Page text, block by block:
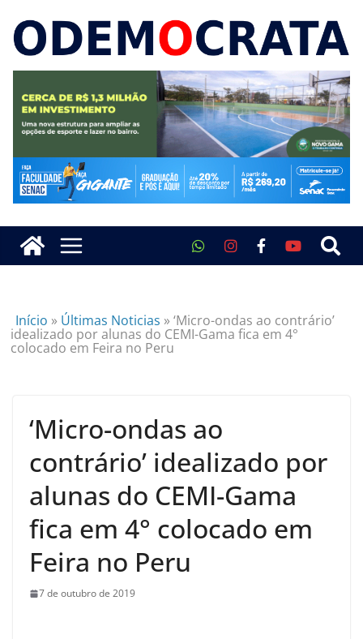
Início » Últimas Noticias »‘Micro-ondas ao contrário’
idealizado por alunas do CEMI-Gama fica em 4°
colocado em Feira no Peru
‘Micro-ondas ao
contrário’ idealizado por
alunas do CEMI-Gama
fica em 4° colocado em
Feira no Peru
7 de outubro de 2019